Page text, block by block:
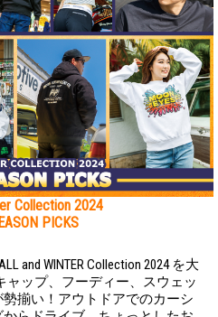
Collection 2024
PICKS
and WINTER Collection 2024 を大
ャップ、フーディー、スウェッ
揃い！アウトドアでのカーシ